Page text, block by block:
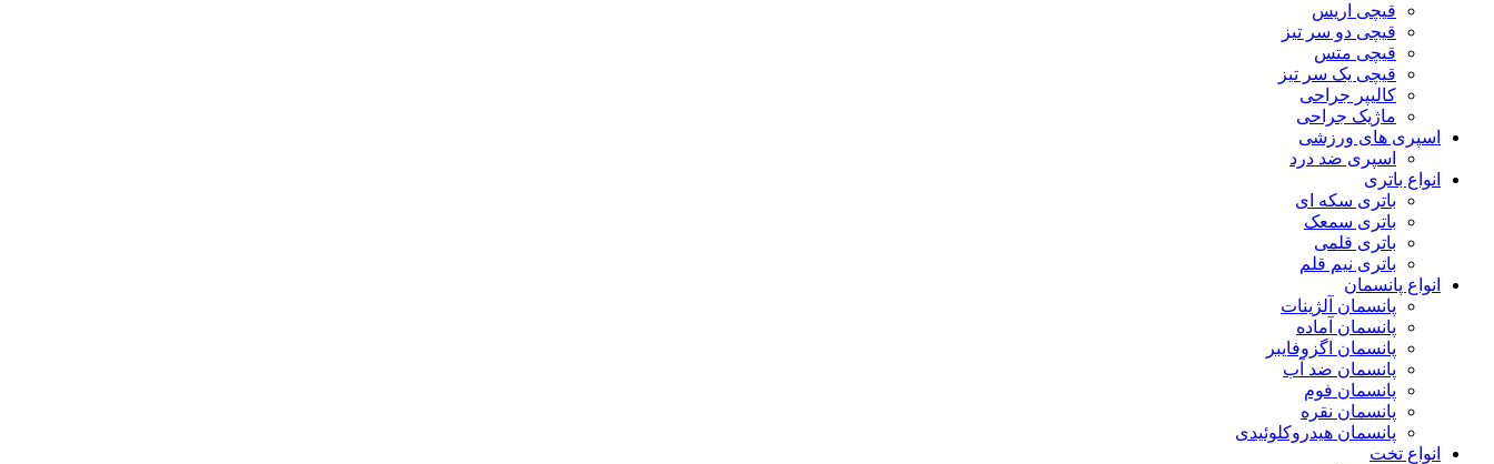
قیچی اریس
قیچی دو سر تیز
قیچی متس
قیچی یک سر تیز
کالیپر جراحی
ماژیک جراحی
اسپری های ورزشی
اسپری ضد درد
انواع باتری
باتری سکه ای
باتری سمعک
باتری قلمی
باتری نیم قلم
انواع پانسمان
پانسمان آلژینات
پانسمان آماده
پانسمان اگزوفایبر
پانسمان ضد آب
پانسمان فوم
پانسمان نقره
پانسمان هیدروکلوئیدی
انواع تخت